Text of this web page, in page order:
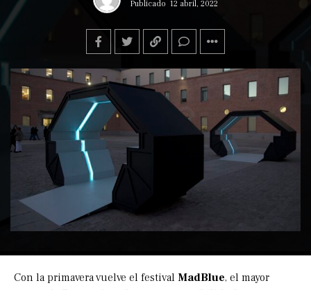
Publicado 12 abril, 2022
Con la primavera vuelve el festival MadBlue, el mayor